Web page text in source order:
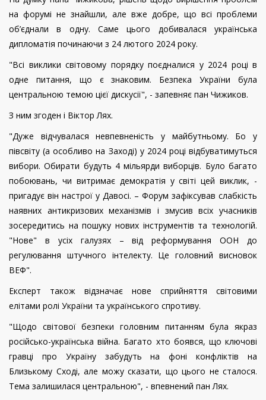
на форумі не знайшли, але вже добре, що всі проблеми
об’єднали в одну. Саме цього добивалася українська
дипломатія починаючи з 24 лютого 2024 року.
"Всі виклики світовому порядку поєдналися у 2024 році в
одне питання, що є знаковим. Безпека України була
центральною темою цієї дискусії", - запевняє пан Чижиков.
З ним згоден і Віктор Лях.
"Дуже відчувалася невпевненість у майбутньому. Бо у
півсвіту (а особливо на Заході) у 2024 році відбуватимуться
вибори. Обирати будуть 4 мільярди виборців. Було багато
побоювань, чи витримає демократія у світі цей виклик, -
пригадує він настрої у Давосі. – Форум зафіксував слабкість
наявних антикризових механізмів і змусив всіх учасників
зосередитись на пошуку нових інструментів та технологій.
"Нове" в усіх галузях – від реформування ООН до
регулювання штучного інтелекту. Це головний висновок
ВЕФ".
Експерт також відзначає нове сприйняття світовими
елітами ролі України та українського спротиву.
"Щодо світової безпеки головним питанням була якраз
російсько-українська війна. Багато хто боявся, що ключові
гравці про Україну забудуть на фоні конфліктів на
Близькому Сході, але можу сказати, що цього не сталося.
Тема залишилася центральною", - впевнений пан Лях.